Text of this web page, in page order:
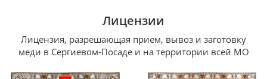
Лицензии
Лицензия, разрешающая прием, вывоз и заготовку
меди в Сергиевом-Посаде и на территории всей МО